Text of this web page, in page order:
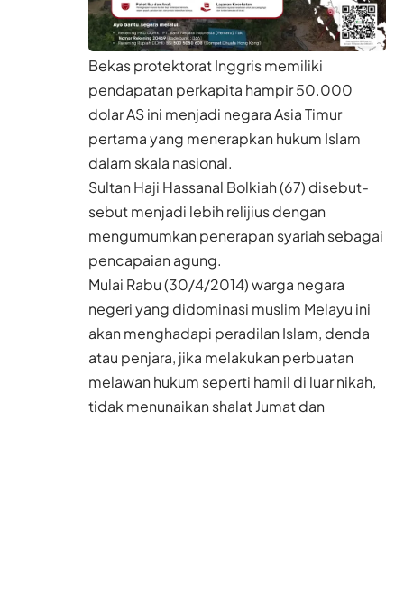
Bekas protektorat Inggris memiliki
pendapatan perkapita hampir 50.000
dolar AS ini menjadi negara Asia Timur
pertama yang menerapkan hukum Islam
dalam skala nasional.
Sultan Haji Hassanal Bolkiah (67) disebut-
sebut menjadi lebih relijius dengan
mengumumkan penerapan syariah sebagai
pencapaian agung.
Mulai Rabu (30/4/2014) warga negara
negeri yang didominasi muslim Melayu ini
akan menghadapi peradilan Islam, denda
atau penjara, jika melakukan perbuatan
melawan hukum seperti hamil di luar nikah,
tidak menunaikan shalat Jumat dan